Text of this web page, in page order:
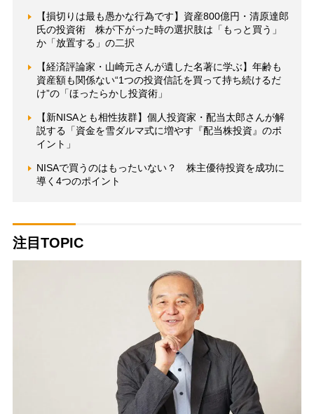
【損切りは最も愚かな行為です】資産800億円・清原達郎
氏の投資術 株が下がった時の選択肢は「もっと買う」
か「放置する」の二択
【経済評論家・山崎元さんが遺した名著に学ぶ】年齢も
資産額も関係ない“1つの投資信託を買って持ち続けるだ
け”の「ほったらかし投資術」
【新NISAとも相性抜群】個人投資家・配当太郎さんが解
説する「資金を雪ダルマ式に増やす『配当株投資』のポ
イント」
NISAで買うのはもったいない？ 株主優待投資を成功に
導く4つのポイント
注目TOPIC